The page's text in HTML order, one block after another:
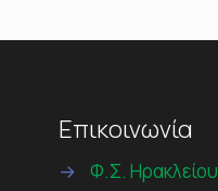
Επικοινωνία
→
Φ.Σ. Ηρακλείου